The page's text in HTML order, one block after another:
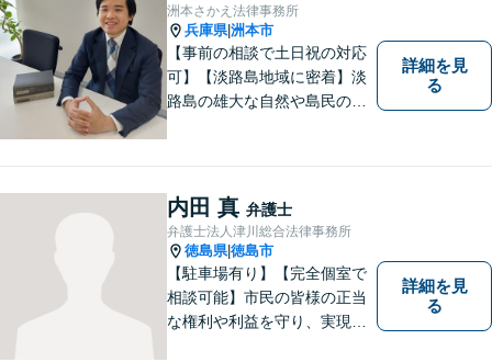
洲本さかえ法律事務所
兵庫県|洲本市
【事前の相談で土日祝の対応
可】【淡路島地域に密着】淡
路島の雄大な自然や島民の
力で励んでおります。事前の
ご相談で土日祝・時間外対応
が可能です。
詳細を見
る
内田 真 弁護士
弁護士法人津川総合法律事務所
徳島県|徳島市
【駐車場有り】【完全個室で
相談可能】市民の皆様の正当
な権利や利益を守り、実現す
詳細を見
る